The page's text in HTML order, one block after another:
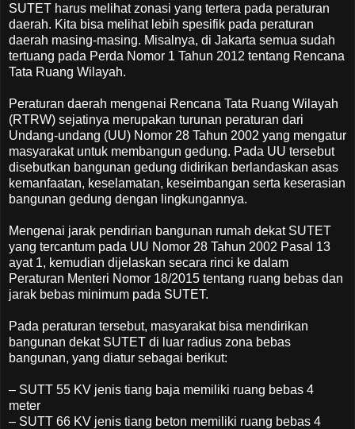
SUTET harus melihat zonasi yang tertera pada peraturan
daerah. Kita bisa melihat lebih spesifik pada peraturan
daerah masing-masing. Misalnya, di Jakarta semua sudah
tertuang pada Perda Nomor 1 Tahun 2012 tentang Rencana
Tata Ruang Wilayah.
Peraturan daerah mengenai Rencana Tata Ruang Wilayah
(RTRW) sejatinya merupakan turunan peraturan dari
Undang-undang (UU) Nomor 28 Tahun 2002 yang mengatur
masyarakat untuk membangun gedung. Pada UU tersebut
disebutkan bangunan gedung didirikan berlandaskan asas
kemanfaatan, keselamatan, keseimbangan serta keserasian
bangunan gedung dengan lingkungannya.
Mengenai jarak pendirian bangunan rumah dekat SUTET
yang tercantum pada UU Nomor 28 Tahun 2002 Pasal 13
ayat 1, kemudian dijelaskan secara rinci ke dalam
Peraturan Menteri Nomor 18/2015 tentang ruang bebas dan
jarak bebas minimum pada SUTET.
Pada peraturan tersebut, masyarakat bisa mendirikan
bangunan dekat SUTET di luar radius zona bebas
bangunan, yang diatur sebagai berikut:
– SUTT 55 KV jenis tiang baja memiliki ruang bebas 4
meter
– SUTT 66 KV jenis tiang beton memiliki ruang bebas 4